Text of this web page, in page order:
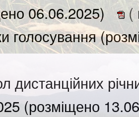
06.06.2025)
(
голосування
дистанційних
(розміщено